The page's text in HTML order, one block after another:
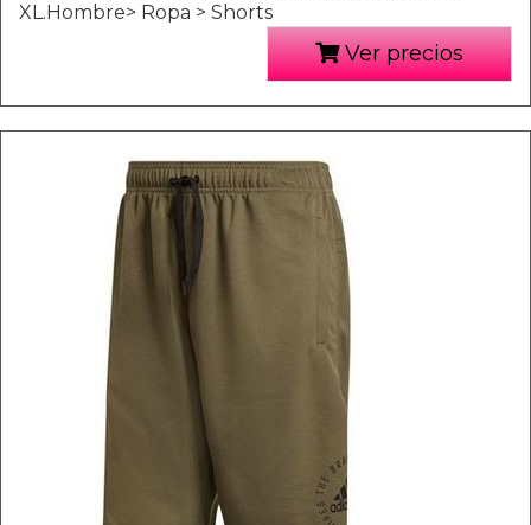
XL.Hombre> Ropa > Shorts
Ver precios